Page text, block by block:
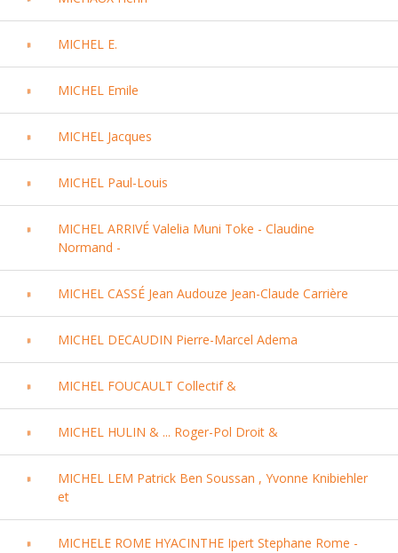
MICHEL E.
MICHEL Emile
MICHEL Jacques
MICHEL Paul-Louis
MICHEL ARRIVÉ Valelia Muni Toke - Claudine
Normand -
MICHEL CASSÉ Jean Audouze Jean-Claude Carrière
MICHEL DECAUDIN Pierre-Marcel Adema
MICHEL FOUCAULT Collectif &
MICHEL HULIN & ... Roger-Pol Droit &
MICHEL LEM Patrick Ben Soussan , Yvonne Knibiehler
et
MICHELE ROME HYACINTHE Ipert Stephane Rome -